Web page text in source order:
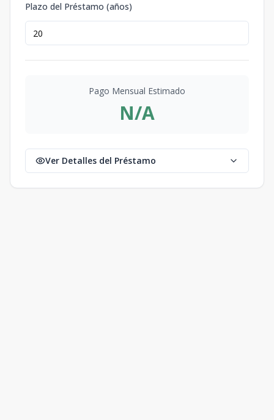
Plazo del Préstamo (años)
Pago Mensual Estimado
N/A
Ver Detalles del Préstamo